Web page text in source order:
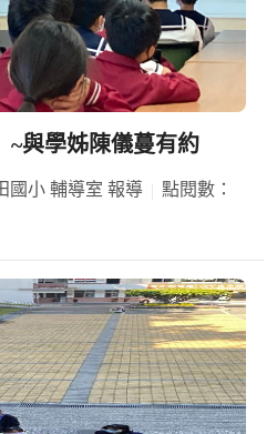
~與學姊陳儀蔓有約
國小 輔導室 報導
點閱數：